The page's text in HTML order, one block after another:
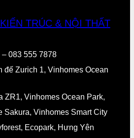
TRÚC & NỘI THẤT
083 555 7878
đế Zurich 1, Vinhomes Ocean
ZR1, Vinhomes Ocean Park,
Sakura, Vinhomes Smart City
Ecopark, Hưng Yên